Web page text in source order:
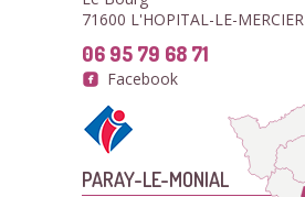
71600 L'HOPITAL-LE-MERCIER
06 95 79 68 71
Facebook
PARAY-LE-MONIAL